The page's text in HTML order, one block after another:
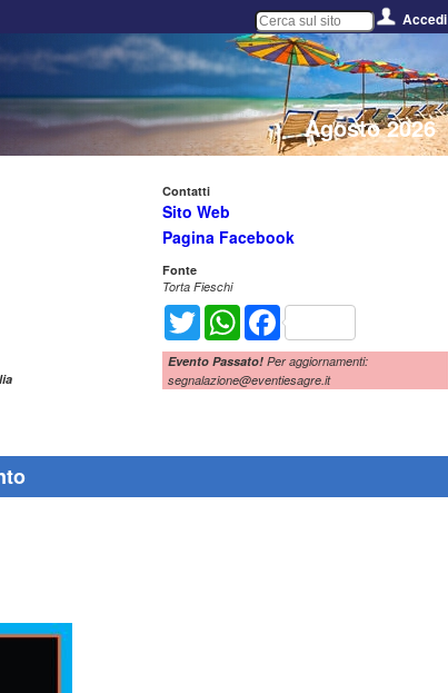
Accedi
Agosto 2026
Contatti
Sito Web
Pagina Facebook
Fonte
Torta Fieschi
Twitter WhatsAppFacebook
Evento Passato! Per aggiornamenti:
segnalazione@eventiesagre.it